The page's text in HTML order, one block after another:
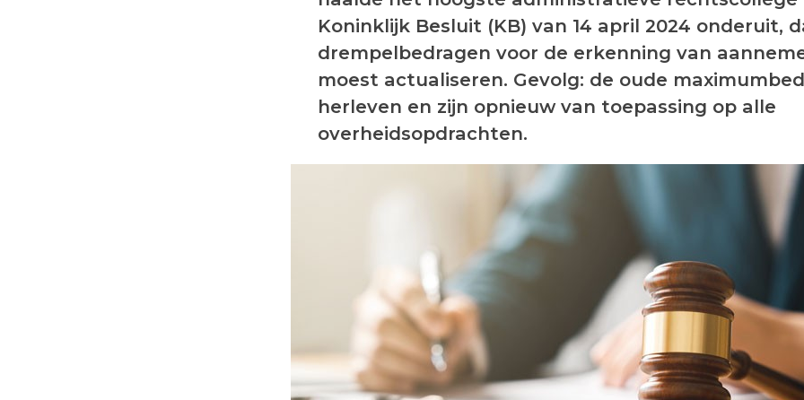
Koninklijk Besluit (KB) van 14 april 2024 onderuit,
drempelbedragen voor de erkenning van
moest actualiseren. Gevolg: de oude
herleven en zijn opnieuw van toepassing op alle
overheidsopdrachten.